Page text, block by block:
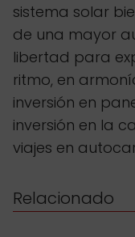
sistema solar
de una mayor
libertad para
ritmo, en
inversión en
inversión en la
viajes en
Relacionado